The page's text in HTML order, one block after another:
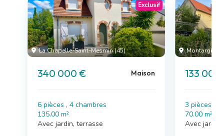
La Chapelle-Saint-Mesmin (45)
Exclusif
340 000 € Maison
6 pièces , 4 chambres
135.00 m²
Avec jardin, terrasse
Montargis
133
3 pièces , 2
70.00 m²
Avec